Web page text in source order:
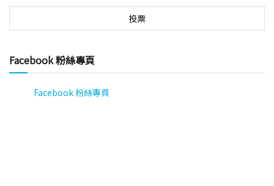
Facebook 粉絲專頁
Facebook 粉絲專頁